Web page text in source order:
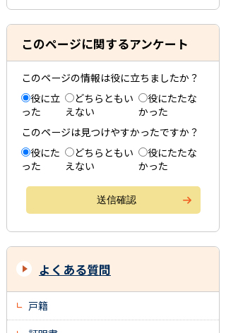
このページに関するアンケート
このページの情報は役に立ちましたか？
役に立
った
どちらともい
えない
役にたたな
かった
このページは見つけやすかったですか？
役にた
った
どちらともい
えない
役にたたな
かった
よくある質問
戸籍